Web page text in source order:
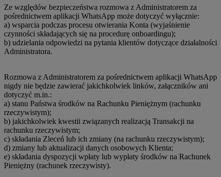
Ze względów bezpieczeństwa rozmowa z Administratorem za
pośrednictwem aplikacji WhatsApp może dotyczyć wyłącznie:
a) wsparcia podczas procesu otwierania Konta (wyjaśnienie
czynności składających się na procedurę onboardingu);
b) udzielania odpowiedzi na pytania klientów dotyczące działalności
Administratora.
Rozmowa z Administratorem za pośrednictwem aplikacji WhatsApp
nigdy nie będzie zawierać jakichkolwiek linków, załączników ani
dotyczyć m.in.:
a) stanu Państwa środków na Rachunku Pieniężnym (rachunku
rzeczywistym);
b) jakichkolwiek kwestii związanych realizacją Transakcji na
rachunku rzeczywistym;
c) składania Zleceń lub ich zmiany (na rachunku rzeczywistym);
d) zmiany lub aktualizacji danych osobowych Klienta;
e) składania dyspozycji wpłaty lub wypłaty środków na Rachunek
Pieniężny (rachunek rzeczywisty).